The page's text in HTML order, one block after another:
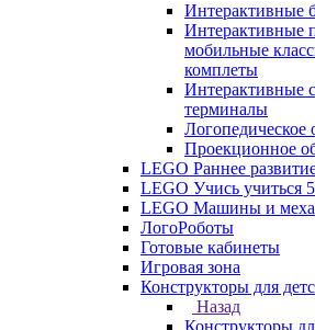
Интерактивные
Интерактивные
мобильные
комплеты
Интерактивные
терминалы
Логопедическое
Проекционное
LEGO Раннее
LEGO Учись учиться
LEGO Машины и
ЛогоРоботы
Готовые кабинеты
Игровая зона
Конструкторы для
Назад
Конструкторы